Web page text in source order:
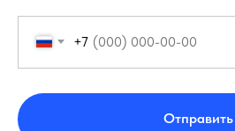
+7
Отправить